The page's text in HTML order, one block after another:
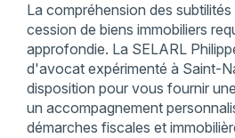
La compréhension des
cession de biens immobiliers
approfondie. La SELARL
d'avocat expérimenté à Saint-
disposition pour vous fournir
un accompagnement
démarches fiscales et